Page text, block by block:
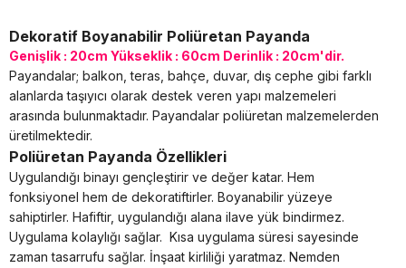
Dekoratif Boyanabilir Poliüretan Payanda
Genişlik : 20cm Yükseklik : 60cm Derinlik : 20cm'dir.
Payandalar; balkon, teras, bahçe, duvar, dış cephe gibi farklı
alanlarda taşıyıcı olarak destek veren yapı malzemeleri
arasında bulunmaktadır. Payandalar poliüretan malzemelerden
üretilmektedir.
Poliüretan Payanda Özellikleri
Uygulandığı binayı gençleştirir ve değer katar. Hem
fonksiyonel hem de dekoratiftirler. Boyanabilir yüzeye
sahiptirler. Hafiftir, uygulandığı alana ilave yük bindirmez.
Uygulama kolaylığı sağlar. Kısa uygulama süresi sayesinde
zaman tasarrufu sağlar. İnşaat kirliliği yaratmaz. Nemden